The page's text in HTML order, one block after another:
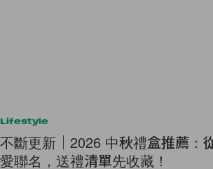
Lifestyle
不斷更新｜2026 中秋禮盒推薦：
愛聯名，送禮清單先收藏！